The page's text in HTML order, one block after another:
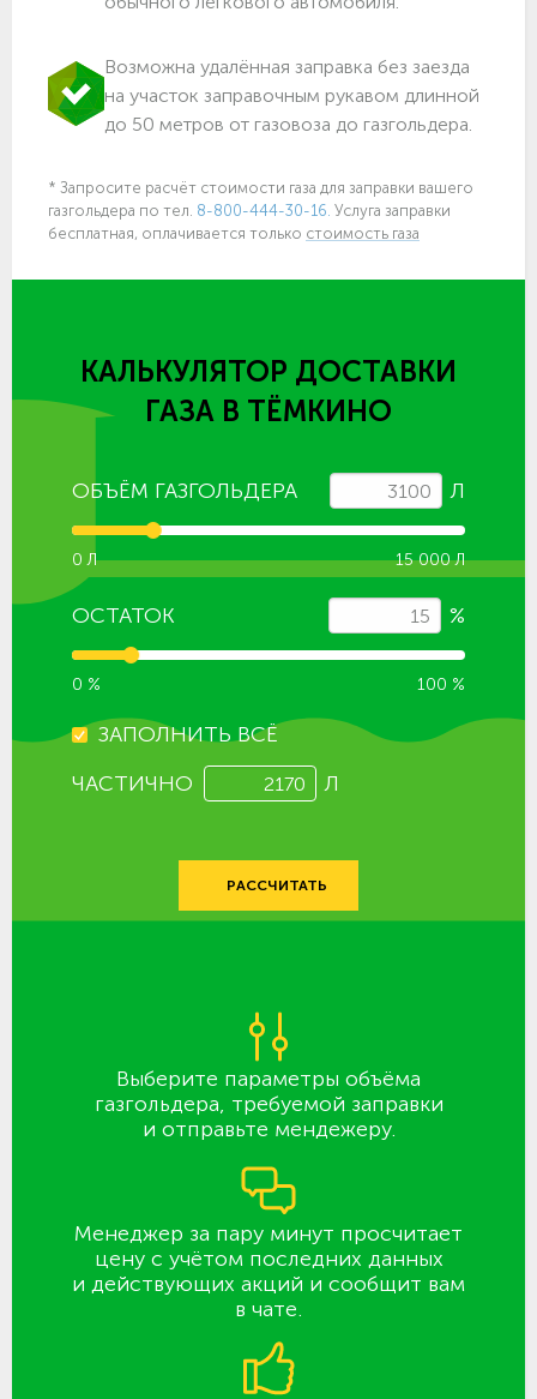
Возможна удалённая заправка без заезда
на участок заправочным рукавом длинной
до 50 метров от газовоза до газгольдера.
* Запросите расчёт стоимости газа для заправки вашего
газгольдера по тел. 8-800-444-30-16. Услуга заправки
бесплатная, оплачивается только стоимость газа
КАЛЬКУЛЯТОР ДОСТАВКИ
ГАЗА В ТЁМКИНО
ОБЪЁМ ГАЗГОЛЬДЕРА Л
0 Л 15 000 Л
ОСТАТОК %
0 % 100 %
ЗАПОЛНИТЬ ВСЁ
ЧАСТИЧНО
Л
РАССЧИТАТЬ
Выберите параметры объёма
газгольдера, требуемой заправки
и отправьте мендежеру.
Менеджер за пару минут просчитает
цену с учётом последних данных
и действующих акций и сообщит вам
в чате.